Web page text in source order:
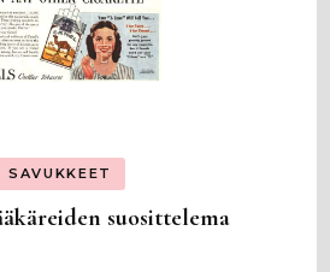
SAVUKKEET
suosittelema